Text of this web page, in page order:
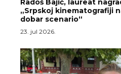
Radoš Bajić, laureat
„Srpskoj kinematografiji
dobar scenario“
23. jul 2026.